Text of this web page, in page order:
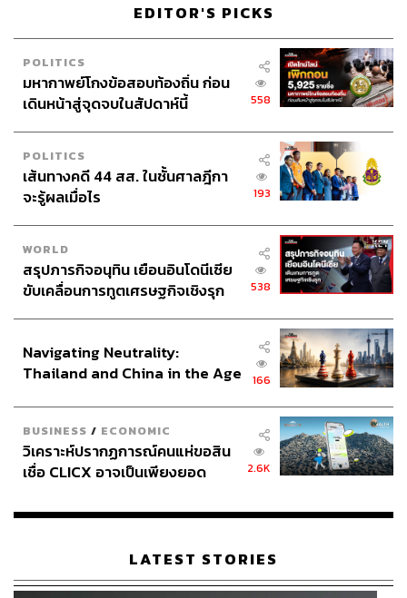
EDITOR'S PICKS
POLITICS
มหากาพย์โกงข้อสอบท้องถิ่น ก่อน
เดินหน้าสู่จุดจบในสัปดาห์นี้
558
POLITICS
เส้นทางคดี 44 สส. ในชั้นศาลฎีกา
จะรู้ผลเมื่อไร
193
WORLD
สรุปภารกิจอนุทิน เยือนอินโดนีเซีย
ขับเคลื่อนการทูตเศรษฐกิจเชิงรุก
538
Navigating Neutrality:
Thailand and China in the Age
166
BUSINESS / ECONOMIC
วิเคราะห์ปรากฏการณ์คนแห่ขอสิน
เชื่อ CLICX อาจเป็นเพียงยอด
เรือนไทยที่ถูกซุกไว้
2.6K
LATEST STORIES